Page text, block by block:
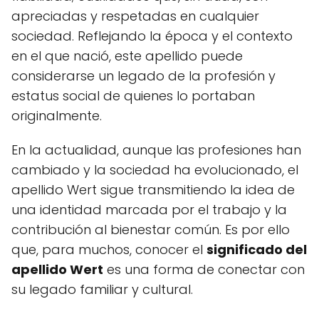
apreciadas y respetadas en cualquier
sociedad. Reflejando la época y el contexto
en el que nació, este apellido puede
considerarse un legado de la profesión y
estatus social de quienes lo portaban
originalmente.
En la actualidad, aunque las profesiones han
cambiado y la sociedad ha evolucionado, el
apellido Wert sigue transmitiendo la idea de
una identidad marcada por el trabajo y la
contribución al bienestar común. Es por ello
que, para muchos, conocer el significado del
apellido Wert es una forma de conectar con
su legado familiar y cultural.